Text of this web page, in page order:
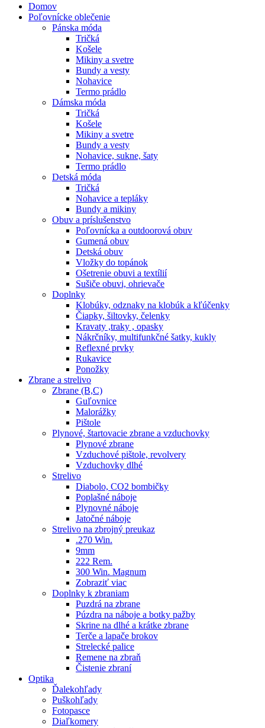
Domov
Poľovnícke oblečenie
Pánska móda
Tričká
Košele
Mikiny a svetre
Bundy a vesty
Nohavice
Termo prádlo
Dámska móda
Tričká
Košele
Mikiny a svetre
Bundy a vesty
Nohavice, sukne, šaty
Termo prádlo
Detská móda
Tričká
Nohavice a tepláky
Bundy a mikiny
Obuv a príslušenstvo
Poľovnícka a outdoorová obuv
Gumená obuv
Detská obuv
Vložky do topánok
Ošetrenie obuvi a textílií
Sušiče obuvi, ohrievače
Doplnky
Klobúky, odznaky na klobúk a kľúčenky
Čiapky, šiltovky, čelenky
Kravaty ,traky , opasky
Nákrčníky, multifunkčné šatky, kukly
Reflexné prvky
Rukavice
Ponožky
Zbrane a strelivo
Zbrane (B,C)
Guľovnice
Malorážky
Pištole
Plynové, štartovacie zbrane a vzduchovky
Plynové zbrane
Vzduchové pištole, revolvery
Vzduchovky dlhé
Strelivo
Diabolo, CO2 bombičky
Poplašné náboje
Plynovné náboje
Jatočné náboje
Strelivo na zbrojný preukaz
.270 Win.
9mm
222 Rem.
300 Win. Magnum
Zobraziť viac
Doplnky k zbraniam
Puzdrá na zbrane
Púzdra na náboje a botky pažby
Skrine na dlhé a krátke zbrane
Terče a lapače brokov
Strelecké palice
Remene na zbraň
Čistenie zbraní
Optika
Ďalekohľady
Puškohľady
Fotopasce
Diaľkomery